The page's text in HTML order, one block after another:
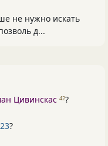
не нужно искать
д...
Цивинскас 42?
?